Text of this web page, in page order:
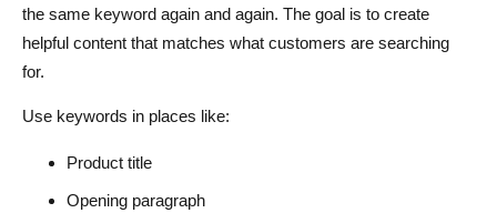
the same keyword again and again. The goal is to create
helpful content that matches what customers are searching
for.
Use keywords in places like:
Product title
Opening paragraph